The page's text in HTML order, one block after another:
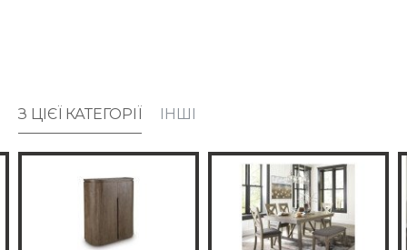
З ЦІЄЇ КАТЕГОРІЇ ІНШІ